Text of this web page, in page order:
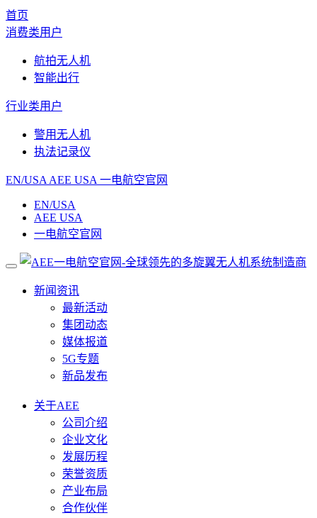
首页
消费类用户
航拍无人机
智能出行
行业类用户
警用无人机
执法记录仪
EN/USA AEE USA 一电航空官网
EN/USA
AEE USA
一电航空官网
新闻资讯
最新活动
集团动态
媒体报道
5G专题
新品发布
关于AEE
公司介绍
企业文化
发展历程
荣誉资质
产业布局
合作伙伴